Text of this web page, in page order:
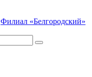
Филиал «Белгородский»